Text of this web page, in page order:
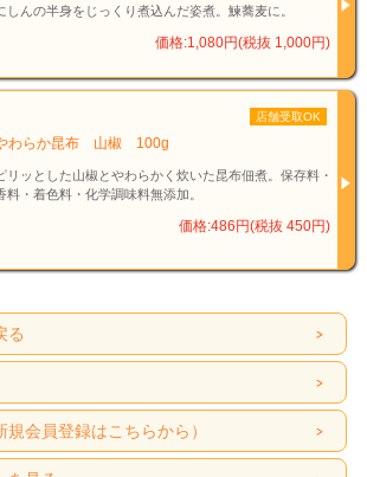
しんの半身をじっくり煮込んだ姿煮。鰊蕎麦に。
価格:1,080円(税抜 1,000円)
店舗受取OK
わらか昆布 山椒 100g
リッとした山椒とやわらかく炊いた昆布佃煮。保存料・
料・着色料・化学調味料無添加。
価格:486円(税抜 450円)
る
会員登録はこちらから）